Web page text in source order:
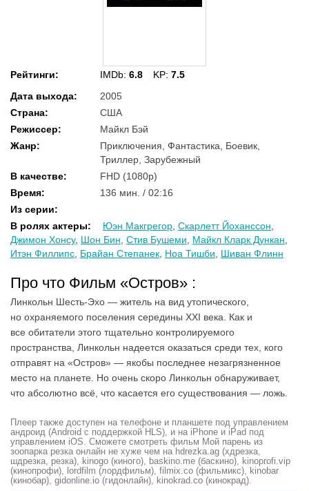
Рейтинги: IMDb: 6.8 KP: 7.5
Дата выхода:
2005
Страна:
США
Режиссер:
Майкл Бэй
Жанр:
Приключения, Фантастика, Боевик,
Триллер, Зарубежный
В качестве:
FHD (1080p)
Время:
136 мин. / 02:16
Из серии:
В ролях актеры: Юэн Макгрегор Скарлетт Йоханссон
Джимон Хонсу, Шон Бин Стив Бушеми Майкл Кларк Дункан
Итэн Филлипс Брайан Степанек Ноа Тишби Шиван Флинн
Про что Фильм «Остров» :
Линкольн Шесть-Эхо — житель на вид утопического,
но охраняемого поселения середины XXI века. Как и
все обитатели этого тщательно контролируемого
пространства, Линкольн надеется оказаться среди тех, кого
отправят на «Остров» — якобы последнее незагрязненное
место на планете. Но очень скоро Линкольн обнаруживает,
что абсолютно всё, что касается его существования — ложь.
Плеер также доступен на телефоне и планшете под управлением
андроид (Android с поддержкой HLS), и на iPhone и iPad под
управлением iOS. Сможете смотреть фильм Мой парень из
зоопарка резка онлайн не хуже чем на hdrezka.ag (хдрезка,
шдрезка, резка), kinogo (киного), baskino.me (баскино), kinoprofi.vip
(кинопрофи), lordfilm (лордфильм), filmix.co (фильмикс), kinobar
(кинобар), gidonline.io (гидонлайн), kinokrad.сo (кинокрад).